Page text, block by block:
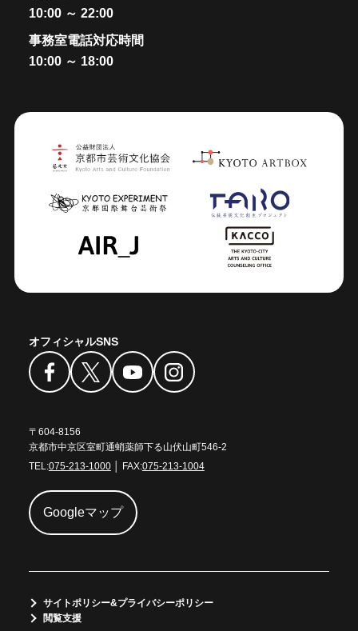
10:00 ～ 22:00
事務室電話対応時間
10:00 ～ 18:00
オフィシャルSNS
〒604-8156
京都市中京区室町通蛸薬師下る山伏山町546-2
TEL:075-213-1000│ FAX:075-213-1004
Googleマップ
サイトポリシー&プライバシーポリシー
閲覧支援